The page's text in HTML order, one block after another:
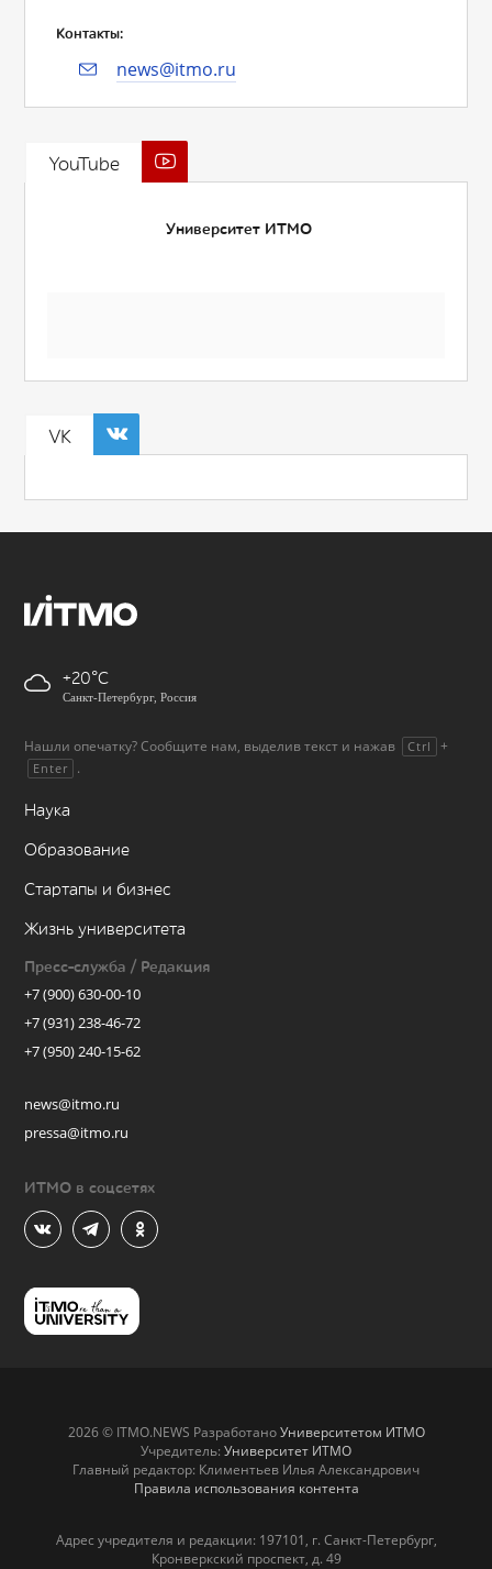
Контакты:
news@itmo.ru
YouTube
Университет ИТМО
VK
+20
Санкт-Петербург, Россия
Нашли опечатку? Сообщите нам, выделив текст и нажав Ctrl +
Enter .
Наука
Образование
Стартапы и бизнес
Жизнь университета
Пресс-служба / Редакция
+7 (900) 630-00-10
+7 (931) 238-46-72
+7 (950) 240-15-62
news@itmo.ru
pressa@itmo.ru
ИТМО в соцсетях
2026 © ITMO.NEWS РазработаноУниверситетом ИТМО
Учредитель: Университет ИТМО
Главный редактор: Климентьев Илья Александрович
Правила использования контента
Адрес учредителя и редакции: 197101, г. Санкт-Петербург,
Кронверкский проспект, д. 49